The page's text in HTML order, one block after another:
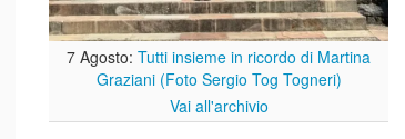
7 Agosto: Tutti insieme in ricordo di Martina
Graziani (Foto Sergio Tog Togneri)
Vai all'archivio